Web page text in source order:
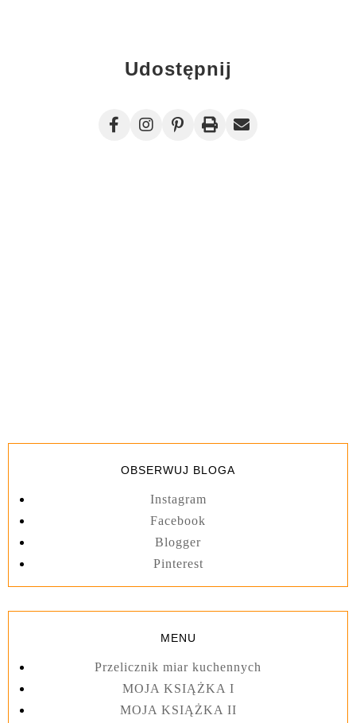
Udostępnij
OBSERWUJ BLOGA
Instagram
Facebook
Blogger
Pinterest
MENU
Przelicznik miar kuchennych
MOJA KSIĄŻKA I
MOJA KSIĄŻKA II